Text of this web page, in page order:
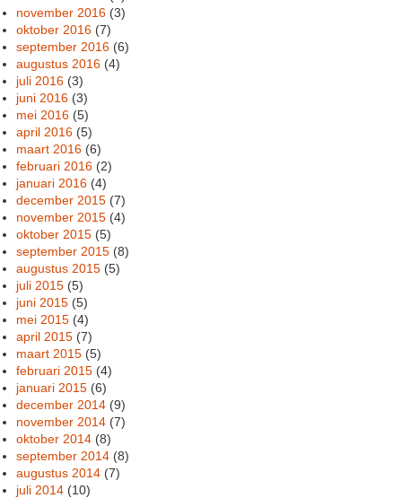
november 2016 (3)
oktober 2016 (7)
september 2016 (6)
augustus 2016 (4)
juli 2016 (3)
juni 2016 (3)
mei 2016 (5)
april 2016 (5)
maart 2016 (6)
februari 2016 (2)
januari 2016 (4)
december 2015 (7)
november 2015 (4)
oktober 2015 (5)
september 2015 (8)
augustus 2015 (5)
juli 2015 (5)
juni 2015 (5)
mei 2015 (4)
april 2015 (7)
maart 2015 (5)
februari 2015 (4)
januari 2015 (6)
december 2014 (9)
november 2014 (7)
oktober 2014 (8)
september 2014 (8)
augustus 2014 (7)
juli 2014 (10)